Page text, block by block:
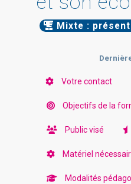
Mixte :
Votre contact
Objectifs de la
Public visé
Matériel
Modalités